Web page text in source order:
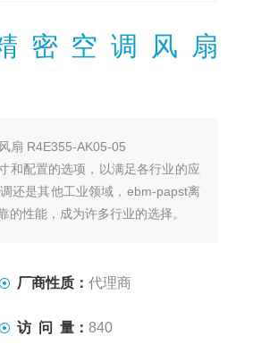
精密空调风扇
扇 R4E355-AK05-05
和配置的选项，以满足各行业的应
还是其他工业领域，ebm-papst离
性能，成为许多行业的选择。
厂商性质： 代理商
访 问 量： 840